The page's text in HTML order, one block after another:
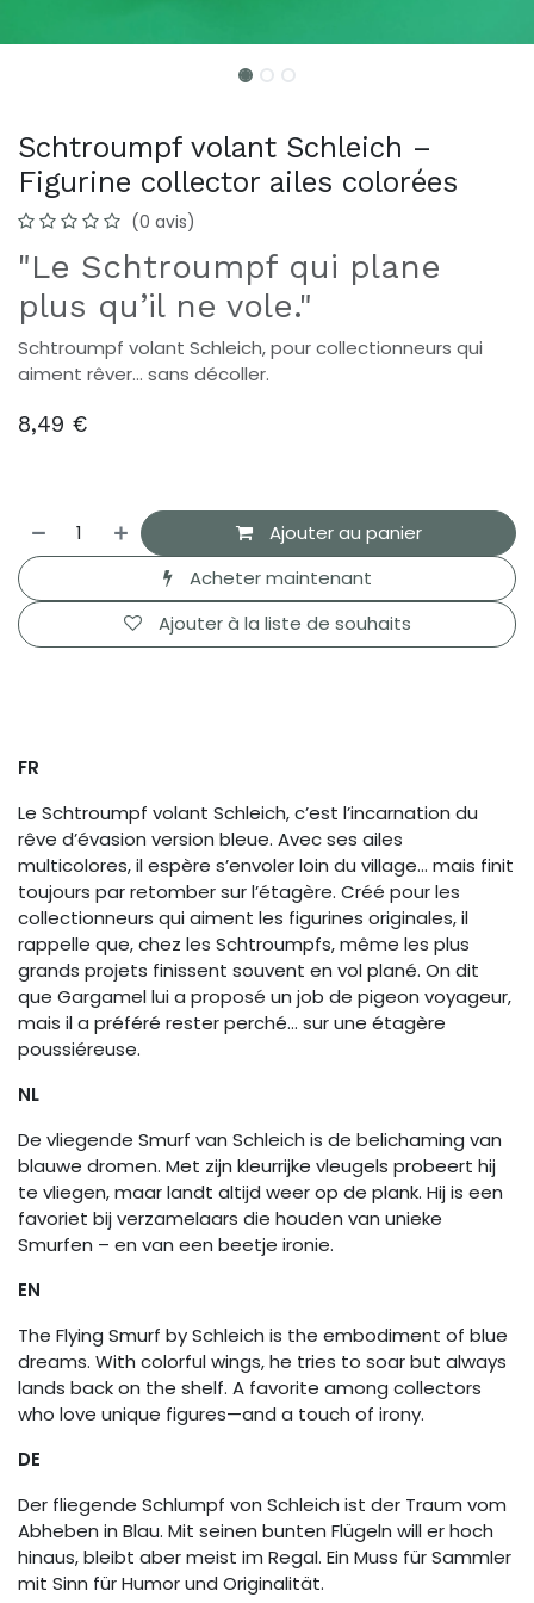
Schtroumpf volant Schleich –
Figurine collector ailes colorées
(0 avis)
"Le Schtroumpf qui plane
plus qu’il ne vole."
Schtroumpf volant Schleich, pour collectionneurs qui
aiment rêver… sans décoller.
8,49 €
Ajouter au panier
Acheter maintenant
Ajouter à la liste de souhaits
FR
Le Schtroumpf volant Schleich, c’est l’incarnation du
rêve d’évasion version bleue. Avec ses ailes
multicolores, il espère s’envoler loin du village… mais finit
toujours par retomber sur l’étagère. Créé pour les
collectionneurs qui aiment les figurines originales, il
rappelle que, chez les Schtroumpfs, même les plus
grands projets finissent souvent en vol plané. On dit
que Gargamel lui a proposé un job de pigeon voyageur,
mais il a préféré rester perché… sur une étagère
poussiéreuse.
NL
De vliegende Smurf van Schleich is de belichaming van
blauwe dromen. Met zijn kleurrijke vleugels probeert hij
te vliegen, maar landt altijd weer op de plank. Hij is een
favoriet bij verzamelaars die houden van unieke
Smurfen – en van een beetje ironie.
EN
The Flying Smurf by Schleich is the embodiment of blue
dreams. With colorful wings, he tries to soar but always
lands back on the shelf. A favorite among collectors
who love unique figures—and a touch of irony.
DE
Der fliegende Schlumpf von Schleich ist der Traum vom
Abheben in Blau. Mit seinen bunten Flügeln will er hoch
hinaus, bleibt aber meist im Regal. Ein Muss für Sammler
mit Sinn für Humor und Originalität.